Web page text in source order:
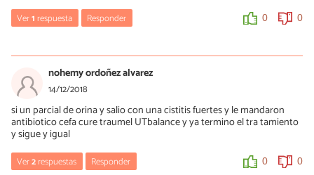
Ver1respuesta Responder 0 0
20/12/2018
Hola, acude a tu veterinario para que revise la sonda. Un saludo.
0
nohemy ordoñez alvarez
14/12/2018
si un parcial de orina y salio con una cistitis fuertes y le mandaron
antibiotico cefa cure traumel UTbalance y ya termino el tra tamiento
y sigue y igual
Ver2respuestas Responder 0 0